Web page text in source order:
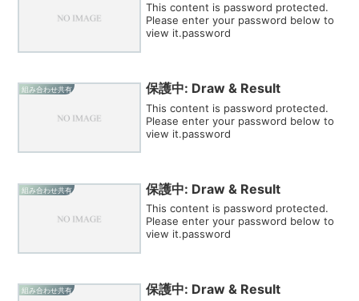
This content is password protected.
Please enter your password below to
view it.password
組み合わせ共有 保護中: Draw & Result
This content is password protected.
Please enter your password below to
view it.password
組み合わせ共有 保護中: Draw & Result
This content is password protected.
Please enter your password below to
view it.password
組み合わせ共有 保護中: Draw & Result